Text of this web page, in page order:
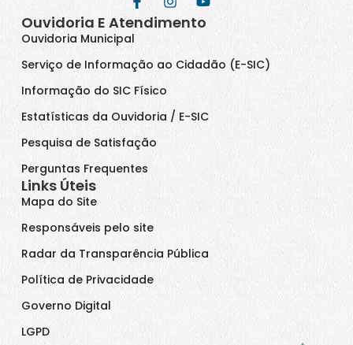
Ouvidoria E Atendimento
Ouvidoria Municipal
Serviço de Informação ao Cidadão (E-SIC)
Informação do SIC Físico
Estatísticas da Ouvidoria / E-SIC
Pesquisa de Satisfação
Perguntas Frequentes
Links Úteis
Mapa do Site
Responsáveis pelo site
Radar da Transparência Pública
Política de Privacidade
Governo Digital
LGPD